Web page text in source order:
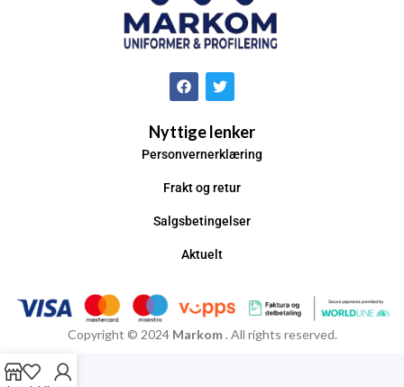
Nyttige lenker
Personvernerklæring
Frakt og retur
Salgsbetingelser
Aktuelt
Copyright © 2024 Markom . All rights reserved.